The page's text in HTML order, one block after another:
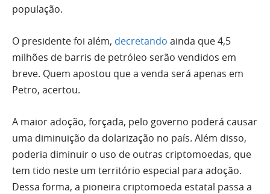
população.
O presidente foi além, decretando ainda que 4,5
milhões de barris de petróleo serão vendidos em
breve. Quem apostou que a venda será apenas em
Petro, acertou.
A maior adoção, forçada, pelo governo poderá causar
uma diminuição da dolarização no país. Além disso,
poderia diminuir o uso de outras criptomoedas, que
tem tido neste um território especial para adoção.
Dessa forma, a pioneira criptomoeda estatal passa a